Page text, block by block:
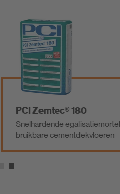
Zemtec® 180
egalisatiemortel voor
cementdekvloeren